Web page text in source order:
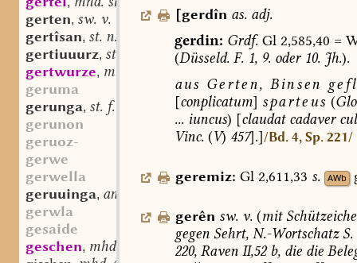
gerten, sw. v.
gertîsan, st. n.
gertiuuurz, st. f.
gertwurze, mhd. sw. f.
geruma
gerunga, st. f.
gerunon
geruoz-
gerwe
gerwella
geruuinga, andfrk. st. f.
gerwla
gesaide
geschen, mhd. st. n. (?)
[gerdîn as. adj.
gerdin: Grdf.Gl2,585,40 =
(Düsseld.F.1, 9.oder10.Jh.).
aus Gerten, Binsen
[conplicatum] sparteus (
...iuncus) [claudat cadaver
Vinc.(V) 457].]/Bd. 4, Sp. 221/
geremiz: Gl 2,611,33 s. AWb
gerên sw. v. (mit
gegenSehrt, N.-WortschatzS.
220,RavenII,52b, diedie